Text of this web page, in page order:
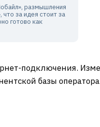
размышления
что за идея стоит за
готово как
подключения.
базы